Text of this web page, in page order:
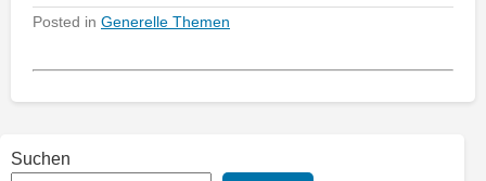
Posted in Generelle Themen
Suchen